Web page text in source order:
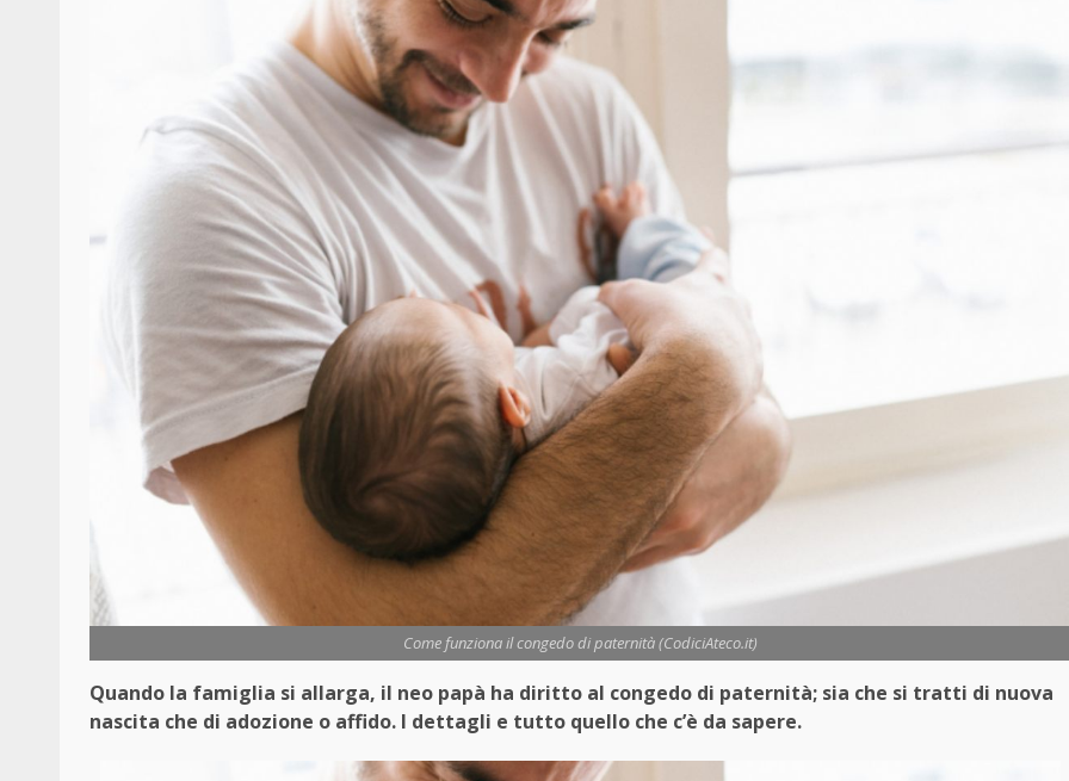
Come funziona il congedo di paternità (CodiciAteco.it)
Quando la famiglia si allarga, il neo papà ha diritto al congedo di paternità; sia che si tratti di nuova
nascita che di adozione o affido. I dettagli e tutto quello che c’è da sapere.